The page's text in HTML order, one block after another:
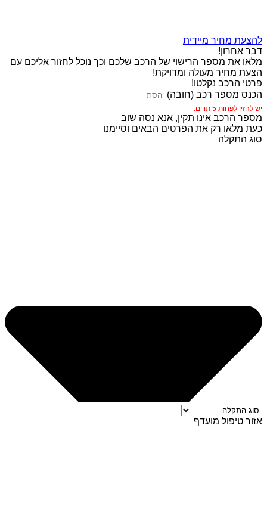
להצעת מחיר מיידית
דבר אחרון!
מלאו את מספר הרישוי של הרכב שלכם וכך נוכל לחזור אליכם עם
הצעת מחיר מעולה ומדויקת!
פרטי הרכב נקלטו!
הכנס מספר רכב (חובה)
יש להזין לפחות 5 תווים.
מספר הרכב אינו תקין, אנא נסה שוב
כעת מלאו רק את הפרטים הבאים וסיימנו
סוג התקלה
אזור טיפול מועדף